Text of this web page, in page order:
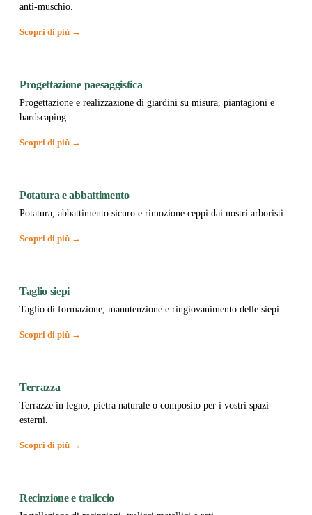
anti-muschio.
Scopri di più →
Progettazione paesaggistica
Progettazione e realizzazione di giardini su misura, piantagioni e
hardscaping.
Scopri di più →
Potatura e abbattimento
Potatura, abbattimento sicuro e rimozione ceppi dai nostri arboristi.
Scopri di più →
Taglio siepi
Taglio di formazione, manutenzione e ringiovanimento delle siepi.
Scopri di più →
Terrazza
Terrazze in legno, pietra naturale o composito per i vostri spazi
esterni.
Scopri di più →
Recinzione e traliccio